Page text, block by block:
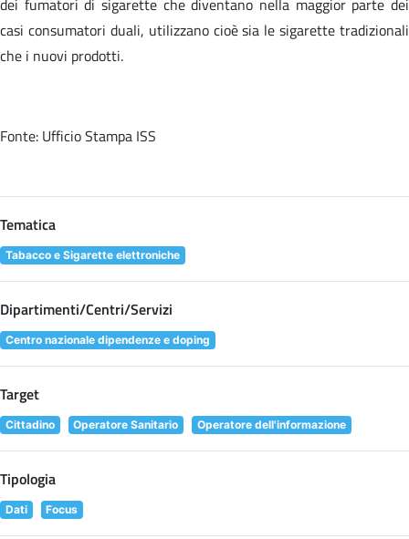
casi consumatori duali, utilizzano cioè sia le sigarette tradizionali
che i nuovi prodotti.
Fonte: Ufficio Stampa ISS
Tematica
Tabacco e Sigarette elettroniche
Dipartimenti/Centri/Servizi
Centro nazionale dipendenze e doping
Target
Cittadino Operatore Sanitario Operatore dell'informazione
Tipologia
Dati Focus